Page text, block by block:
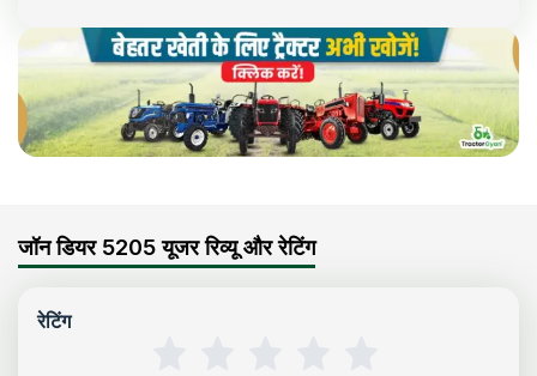
जॉन डियर 5205 यूजर रिव्यू और रेटिंग
रेटिंग